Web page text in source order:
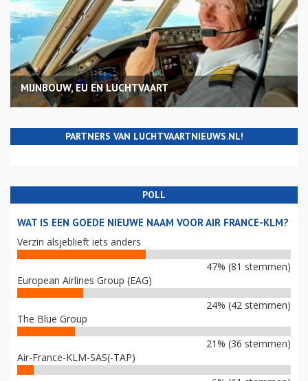
MIJNBOUW, EU EN LUCHTVAART
PARTNERS VAN LUCHTVAARTNIEUWS.NL!
POLL
WAT IS EEN GOEDE NIEUWE NAAM VOOR AIR FRANCE-KLM?
Verzin alsjeblieft iets anders
47% (81 stemmen)
European Airlines Group (EAG)
24% (42 stemmen)
The Blue Group
21% (36 stemmen)
Air-France-KLM-SAS(-TAP)